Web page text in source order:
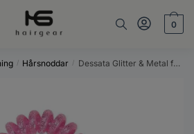
0
/ Hårsnoddar / Dessata Glitter & Metal fuchsia hårsnodd – 6 st